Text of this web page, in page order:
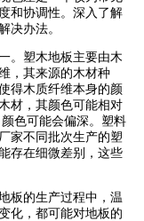
和协调性。深入了解
决办法。
塑木地板主要由木
，其来源的木材种
得木质纤维本身的颜
材，其颜色可能相对
色可能会偏深。塑料
家不同批次生产的塑
存在细微差别，这些
的生产过程中，温
化，都可能对地板的